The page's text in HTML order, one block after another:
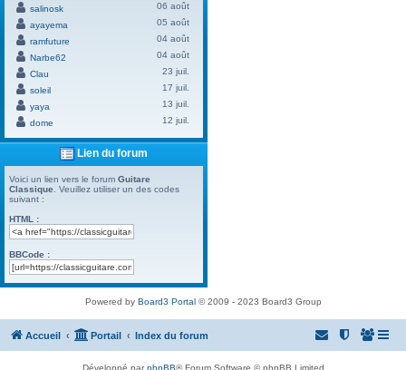
salinosk
06 août
ayayema
05 août
ramfuture
04 août
Narbe62
04 août
Clau
23 juil.
soleil
17 juil.
yaya
13 juil.
dome
12 juil.
Lien du forum
Voici un lien vers le forum Guitare
Classique . Veuillez utiliser un des codes
suivant :
HTML :
BBCode :
Powered by Board3 Portal© 2009 - 2023 Board3 Group
Accueil Portail Index du forum
Développé parphpBB® Forum Software © phpBB Limited